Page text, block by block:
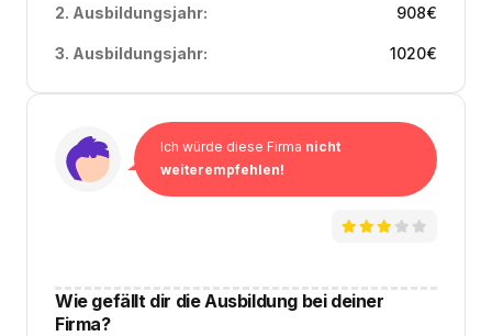
2. Ausbildungsjahr: 908€
3. Ausbildungsjahr: 1020€
Ich würde diese Firma nicht
weiterempfehlen!
Wie gefällt dir die Ausbildung bei deiner
Firma?